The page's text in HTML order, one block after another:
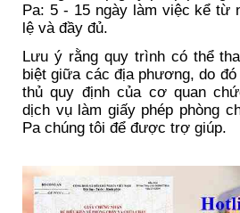
Pa: 5 - 15 ngày làm việc kể từ
lệ và đầy đủ.
Lưu ý rằng quy trình có thể
biệt giữa các địa phương, do
thủ quy định của cơ quan
dịch vụ làm giấy phép phòng
Pa chúng tôi để được trợ giúp.